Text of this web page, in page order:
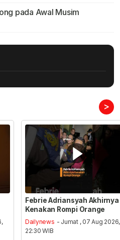
pada Awal Musim
>
Febrie Adriansyah Akhirnya
Kenakan Rompi Orange
Dailynews - Jumat , 07 Aug 2026,
22:30 WIB